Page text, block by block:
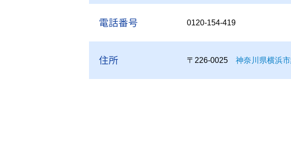
電話番号 0120-154-419
住所 〒226-0025 神奈川県横浜市